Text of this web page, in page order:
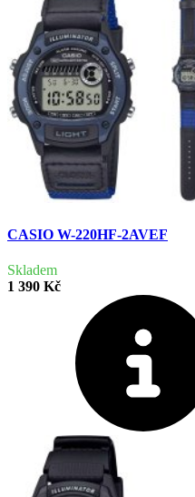
CASIO W-220HF-2AVEF
Skladem
1 390 Kč